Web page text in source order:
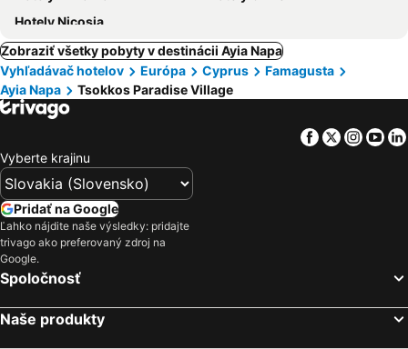
Hotely Nicosia
Zobraziť všetky pobyty v destinácii Ayia Napa
Vyhľadávač hotelov
Európa Cyprus
Famagusta
Ayia Napa
Tsokkos Paradise Village
Facebook
Twitter
Vyberte krajinu
Pridať na Google
Ľahko nájdite naše výsledky: pridajte
trivago ako preferovaný zdroj na
Google.
Spoločnosť
Naše produkty